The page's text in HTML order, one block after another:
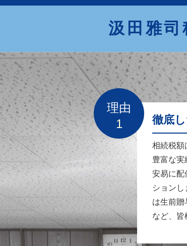
汲田雅
理由
1
徹底
相続税額
豊富な実
安易に配
ション
は生前贈
など、皆